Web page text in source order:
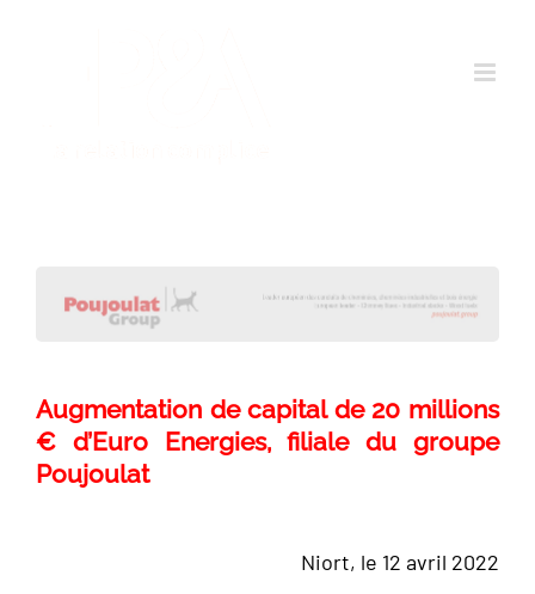
Augmentation de capital de 20 millions
€ d’Euro Energies, filiale du groupe
Poujoulat
Niort, le 12 avril 2022